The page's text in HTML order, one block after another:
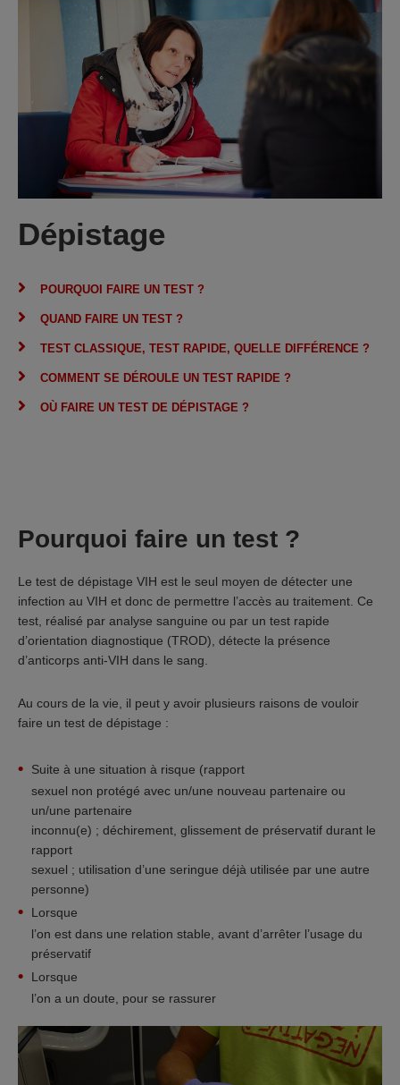
Dépistage
POURQUOI FAIRE UN TEST ?
QUAND FAIRE UN TEST ?
TEST CLASSIQUE, TEST RAPIDE, QUELLE DIFFÉRENCE ?
COMMENT SE DÉROULE UN TEST RAPIDE ?
OÙ FAIRE UN TEST DE DÉPISTAGE ?
Pourquoi faire un test ?
Le test de dépistage VIH est le seul moyen de détecter une
infection au VIH et donc de permettre l’accès au traitement. Ce
test, réalisé par analyse sanguine ou par un test rapide
d’orientation diagnostique (TROD), détecte la présence
d’anticorps anti-VIH dans le sang.
Au cours de la vie, il peut y avoir plusieurs raisons de vouloir
faire un test de dépistage :
Suite à une situation à risque (rapport
sexuel non protégé avec un/une nouveau partenaire ou
un/une partenaire
inconnu(e) ; déchirement, glissement de préservatif durant le
rapport
sexuel ; utilisation d’une seringue déjà utilisée par une autre
personne)
Lorsque
l’on est dans une relation stable, avant d’arrêter l’usage du
préservatif
Lorsque
l’on a un doute, pour se rassurer